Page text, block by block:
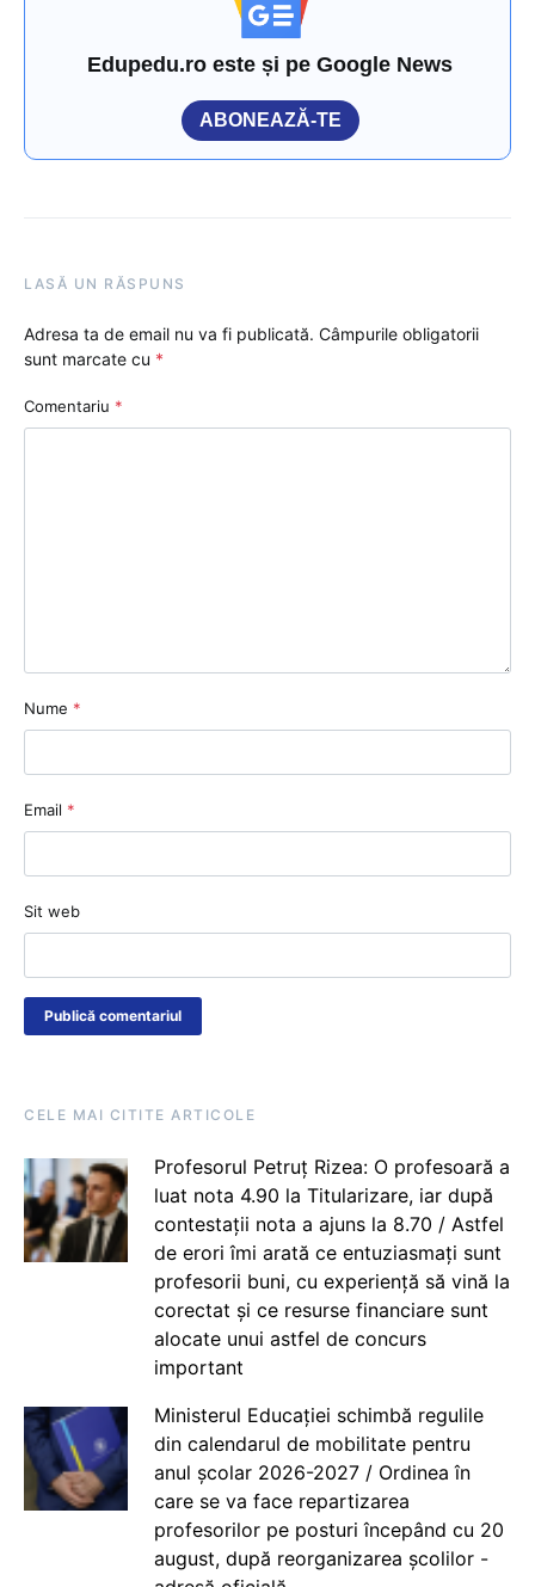
Edupedu.ro este și pe Google News
ABONEAZĂ-TE
LASĂ UN RĂSPUNS
Adresa ta de email nu va fi publicată. Câmpurile obligatorii
sunt marcate cu *
Comentariu *
Nume *
Email *
Sit web
CELE MAI CITITE ARTICOLE
Profesorul Petruț Rizea: O profesoară a
luat nota 4.90 la Titularizare, iar după
contestații nota a ajuns la 8.70 / Astfel
de erori îmi arată ce entuziasmați sunt
profesorii buni, cu experiență să vină la
corectat și ce resurse financiare sunt
alocate unui astfel de concurs
important
Ministerul Educației schimbă regulile
din calendarul de mobilitate pentru
anul școlar 2026-2027 / Ordinea în
care se va face repartizarea
profesorilor pe posturi începând cu 20
august, după reorganizarea școlilor -